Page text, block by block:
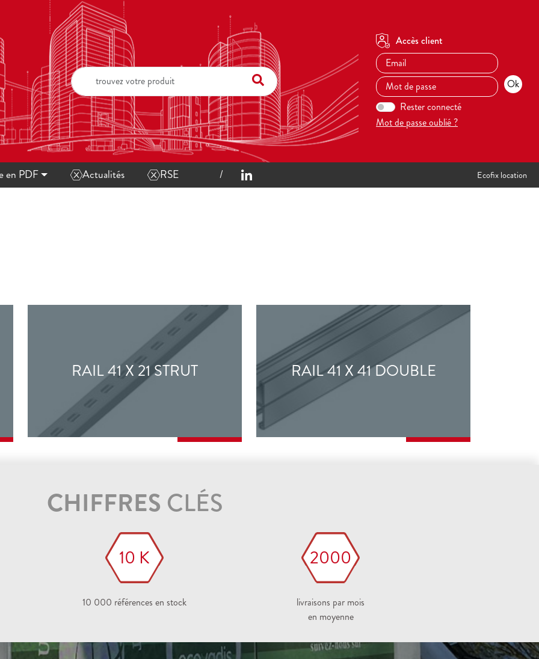
Accès client
Rester connecté
Mot de passe oublié ?
en PDF Actualités RSE Ecofix location
RAIL 41 X 21 STRUT RAIL 41 X 41 DOUBLE
CHIFFRES CLÉS
10 K
10 000 références en stock
2000
livraisons par mois
en moyenne